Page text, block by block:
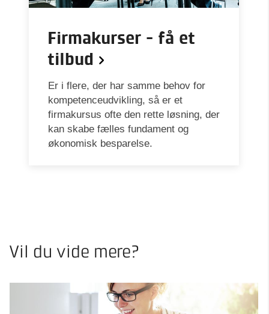
Firmakurser - få et
tilbud
Er i flere, der har samme behov for
kompetenceudvikling, så er et
firmakursus ofte den rette løsning, der
kan skabe fælles fundament og
økonomisk besparelse.
Vil du vide mere?